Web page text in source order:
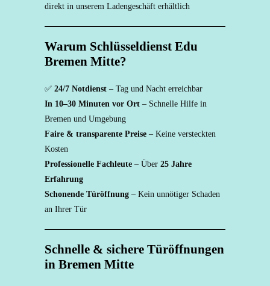
direkt in unserem Ladengeschäft erhältlich
Warum Schlüsseldienst Edu
Bremen Mitte?
✅ 24/7 Notdienst – Tag und Nacht erreichbar
In 10–30 Minuten vor Ort – Schnelle Hilfe in
Bremen und Umgebung
Faire & transparente Preise – Keine versteckten
Kosten
Professionelle Fachleute – Über 25 Jahre
Erfahrung
Schonende Türöffnung – Kein unnötiger Schaden
an Ihrer Tür
Schnelle & sichere Türöffnungen
in Bremen Mitte